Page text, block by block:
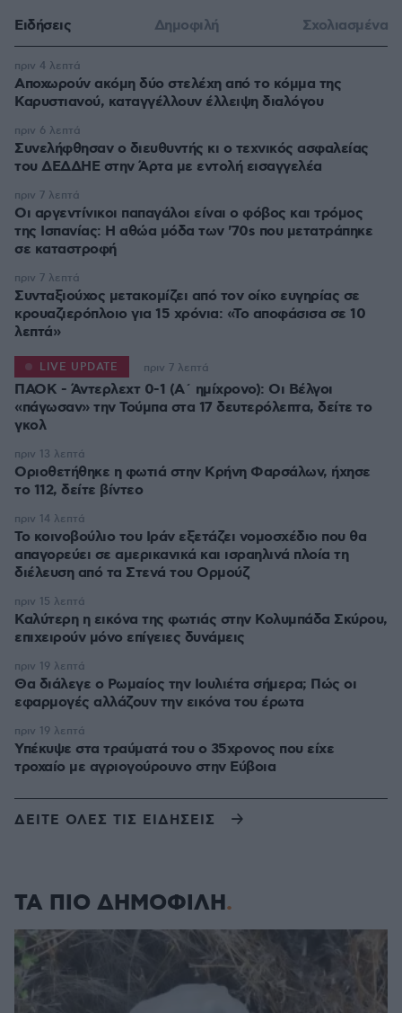
Ειδήσεις Δημοφιλή Σχολιασμένα
Αποχωρούν ακόμη δύο στελέχη από το κόμμα της
Καρυστιανού, καταγγέλλουν έλλειψη διαλόγου
πριν 4 λεπτά
Συνελήφθησαν ο διευθυντής κι ο τεχνικός ασφαλείας
του ΔΕΔΔΗΕ στην Άρτα με εντολή εισαγγελέα
πριν 6 λεπτά
Οι αργεντίνικοι παπαγάλοι είναι ο φόβος και τρόμος
της Ισπανίας: Η αθώα μόδα των '70s που μετατράπηκε
σε καταστροφή
πριν 7 λεπτά
Συνταξιούχος μετακομίζει από τον οίκο ευγηρίας σε
κρουαζιερόπλοιο για 15 χρόνια: «Το αποφάσισα σε 10
λεπτά»
πριν 7 λεπτά
ΠΑΟΚ - Άντερλεχτ 0-1 (Α΄ ημίχρονο): Οι Βέλγοι
«πάγωσαν» την Τούμπα στα 17 δευτερόλεπτα, δείτε το
γκολ
LIVE UPDATE πριν 7 λεπτά
Οριοθετήθηκε η φωτιά στην Κρήνη Φαρσάλων, ήχησε
το 112, δείτε βίντεο
πριν 13 λεπτά
Το κοινοβούλιο του Ιράν εξετάζει νομοσχέδιο που θα
απαγορεύει σε αμερικανικά και ισραηλινά πλοία τη
διέλευση από τα Στενά του Ορμούζ
πριν 14 λεπτά
Καλύτερη η εικόνα της φωτιάς στην Κολυμπάδα Σκύρου,
επιχειρούν μόνο επίγειες δυνάμεις
πριν 15 λεπτά
Θα διάλεγε ο Ρωμαίος την Ιουλιέτα σήμερα; Πώς οι
εφαρμογές αλλάζουν την εικόνα του έρωτα
πριν 19 λεπτά
Υπέκυψε στα τραύματά του ο 35χρονος που είχε
τροχαίο με αγριογούρουνο στην Εύβοια
πριν 19 λεπτά
ΔΕΙΤΕ ΟΛΕΣ ΤΙΣ ΕΙΔΗΣΕΙΣ
ΤΑ ΠΙΟ ΔΗΜΟΦΙΛΗ